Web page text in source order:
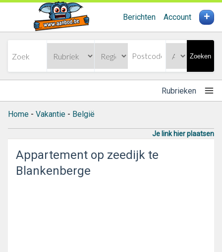
Berichten Account +
Zoeken
Rubrieken
Home - Vakantie - België
Je link hier plaatsen
Appartement op zeedijk te
Blankenberge